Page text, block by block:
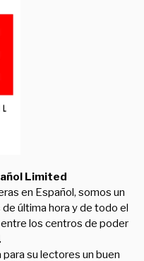
Limited
en Español, somos un
de última hora y de todo el
los centros de poder
su lectores un buen